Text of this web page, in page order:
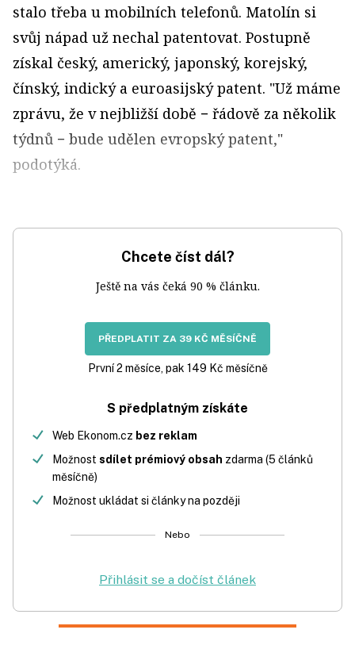
stalo třeba u mobilních telefonů. Matolín si
svůj nápad už nechal patentovat. Postupně
získal český, americký, japonský, korejský,
čínský, indický a euroasijský patent. "Už máme
zprávu, že v nejbližší době − řádově za několik
týdnů − bude udělen evropský patent,"
podotýká.
Chcete číst dál?
Ještě na vás čeká 90 % článku.
PŘEDPLATIT ZA 39 KČ MĚSÍČNĚ
První 2 měsíce, pak 149 Kč měsíčně
S předplatným získáte
Web Ekonom.cz bez reklam
Možnost sdílet prémiový obsah zdarma (5 článků
měsíčně)
Možnost ukládat si články na později
Nebo
Přihlásit se a dočíst článek